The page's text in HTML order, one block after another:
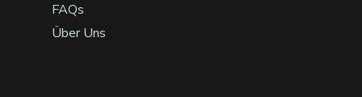
FAQs
Über Uns